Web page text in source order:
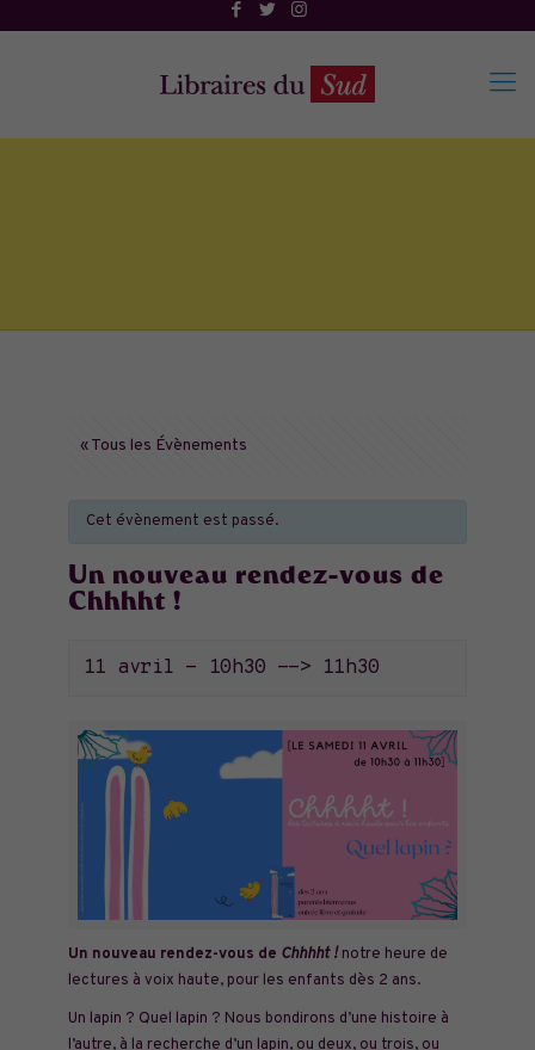
« Tous les Évènements
Cet évènement est passé.
Un nouveau rendez-vous de
Chhhht !
11 avril - 10h30 --> 11h30
Un nouveau rendez-vous de Chhhht ! notre heure de
lectures à voix haute, pour les enfants dès 2 ans.
Un lapin ? Quel lapin ? Nous bondirons d’une histoire à
l’autre, à la recherche d’un lapin, ou deux, ou trois, ou